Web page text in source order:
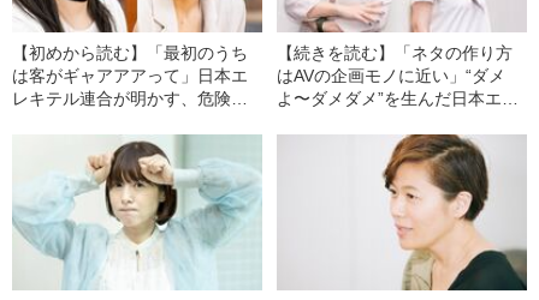
【初めから読む】「最初のうち
は客がギャアアアって」日本エ
レキテル連合が明かす、危険す
【続きを読む】「ネタの作り方
はAVの企画モノに近い」“ダメ
よ〜ダメダメ”を生んだ日本エレ